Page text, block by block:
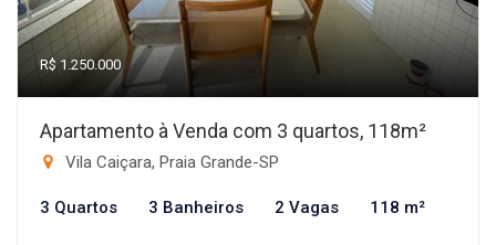
R$ 1.250.000
Apartamento à Venda com 3 quartos, 118m²
Vila Caiçara, Praia Grande-SP
3 Quartos 3 Banheiros 2 Vagas 118 m²